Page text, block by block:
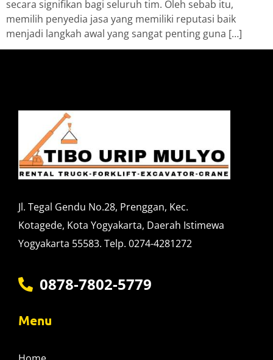
secara signifikan bagi seluruh tim. Oleh sebab itu,
memilih penyedia jasa yang memiliki reputasi baik
menjadi langkah awal yang sangat penting guna […]
Jl. Tegal Gendu No.28, Prenggan, Kec.
Kotagede, Kota Yogyakarta, Daerah Istimewa
Yogyakarta 55583. Telp. 0274-4281272
0878-7802-5779
Menu